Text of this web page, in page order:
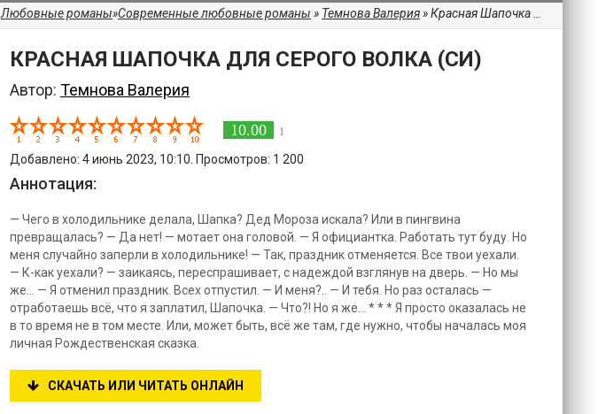
Любовные романы»Современные любовные романы » Темнова Валерия» Красная Шапочка для Серого волка (СИ)
КРАСНАЯ ШАПОЧКА ДЛЯ СЕРОГО ВОЛКА (СИ)
Автор: Темнова Валерия
10.00 1
Добавлено: 4 июнь 2023, 10:10. Просмотров: 1 200
Аннотация:
— Чего в холодильнике делала, Шапка? Дед Мороза искала? Или в пингвина
превращалась? — Да нет! — мотает она головой. — Я официантка. Работать тут буду. Но
меня случайно заперли в холодильнике! — Так, праздник отменяется. Все твои уехали.
— К-как уехали? — заикаясь, переспрашивает, с надеждой взглянув на дверь. — Но мы
же… — Я отменил праздник. Всех отпустил. — И меня?.. — И тебя. Но раз осталась —
отработаешь всё, что я заплатил, Шапочка. — Что?! Но я же… * * * Я просто оказалась не
в то время не в том месте. Или, может быть, всё же там, где нужно, чтобы началась моя
личная Рождественская сказка.
СКАЧАТЬ ИЛИ ЧИТАТЬ ОНЛАЙН